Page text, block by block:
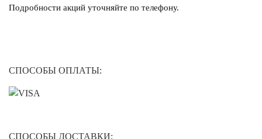
Подробности акций уточняйте по телефону.
СПОСОБЫ ОПЛАТЫ:
СПОСОБЫ ДОСТАВКИ: